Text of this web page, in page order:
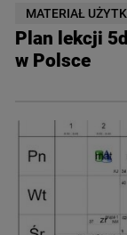
MATERIAŁ
Plan lekcji
w Polsce